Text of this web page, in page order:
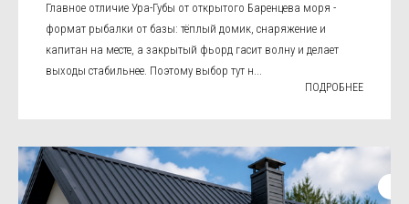
Главное отличие Ура-Губы от открытого Баренцева моря -
формат рыбалки от базы: тёплый домик, снаряжение и
капитан на месте, а закрытый фьорд гасит волну и делает
выходы стабильнее. Поэтому выбор тут н...
ПОДРОБНЕЕ